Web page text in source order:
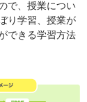
で、授業につい
り学習、授業が
できる学習方法